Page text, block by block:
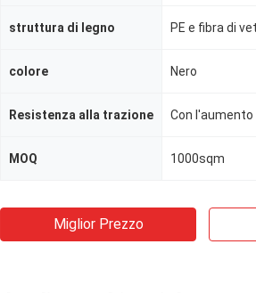
struttura di legno PE e fibra di
colore Nero
Resistenza alla trazione
MOQ 1000sqm
Miglior Prezzo